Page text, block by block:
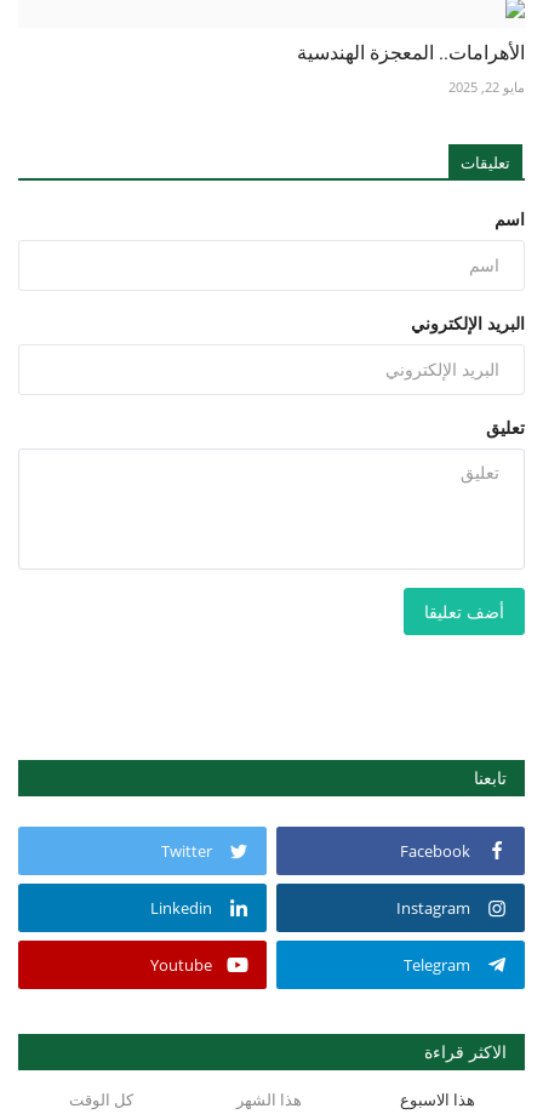
الأهرامات.. المعجزة الهندسية
مايو 22, 2025
تعليقات
اسم
البريد الإلكتروني
تعليق
أضف تعليقا
تابعنا
Facebook
Twitter
Instagram
Linkedin
Telegram
Youtube
الاكثر قراءة
هذا الاسبوع هذا الشهر كل الوقت